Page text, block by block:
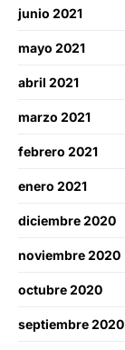
junio 2021
mayo 2021
abril 2021
marzo 2021
febrero 2021
enero 2021
diciembre 2020
noviembre 2020
octubre 2020
septiembre 2020